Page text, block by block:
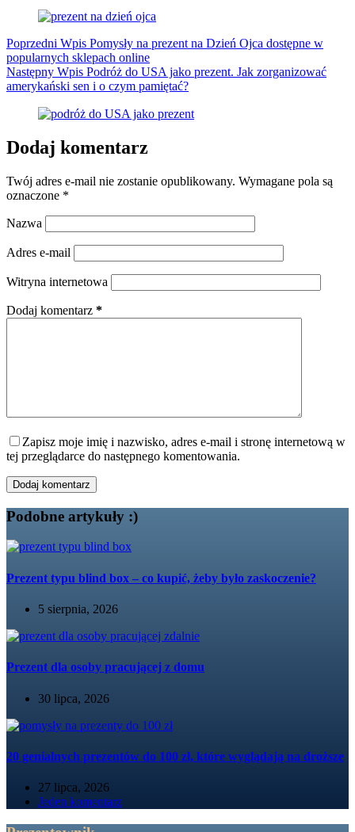
Poprzedni Wpis Pomysły na prezent na Dzień Ojca dostępne w
popularnych sklepach online
Następny Wpis Podróż do USA jako prezent. Jak zorganizować
amerykański sen i o czym pamiętać?
Dodaj komentarz
Twój adres e-mail nie zostanie opublikowany. Wymagane pola są
oznaczone *
Nazwa
Adres e-mail
Witryna internetowa
Dodaj komentarz *
Zapisz moje imię i nazwisko, adres e-mail i stronę internetową w
tej przeglądarce do następnego komentowania.
Dodaj komentarz
Podobne artykuły :)
Prezent typu blind box – co kupić, żeby było zaskoczenie?
5 sierpnia, 2026
Prezent dla osoby pracującej z domu
30 lipca, 2026
20 genialnych prezentów do 100 zł, które wyglądają na droższe
27 lipca, 2026
Jeden komentarz